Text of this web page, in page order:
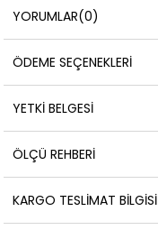
YORUMLAR(0)
ÖDEME SEÇENEKLERI
YETKİ BELGESİ
ÖLÇÜ REHBERI
KARGO TESLIMAT BILGISI